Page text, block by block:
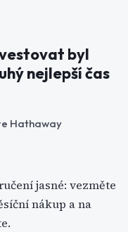
byl
nejlepší čas
Hathaway
jasné: vezměte
nákup a na